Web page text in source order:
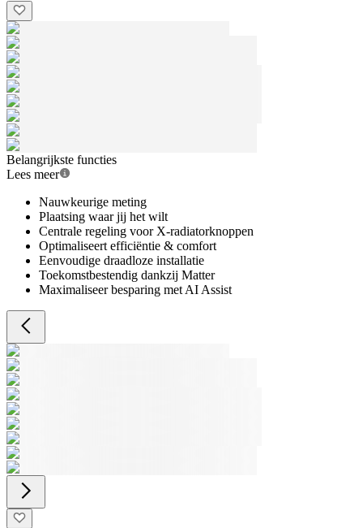
Belangrijkste functies
Lees meer
Nauwkeurige meting
Plaatsing waar jij het wilt
Centrale regeling voor X-radiatorknoppen
Optimaliseert efficiëntie & comfort
Eenvoudige draadloze installatie
Toekomstbestendig dankzij Matter
Maximaliseer besparing met AI Assist